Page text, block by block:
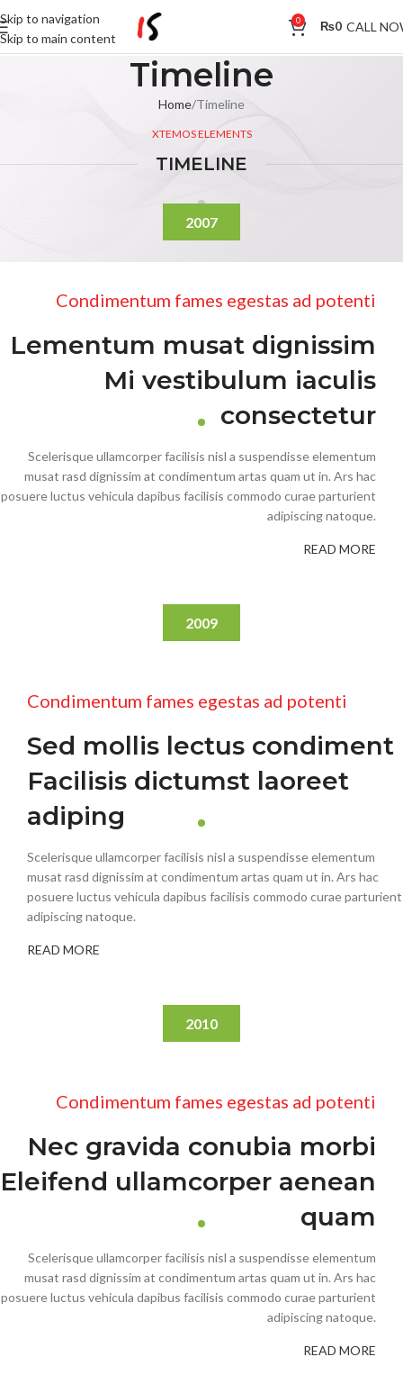
Skip to navigation
Skip to main content
0 ₨0 CALL
Timeline
Home Timeline
XTEMOS ELEMENTS
TIMELINE
2007
Condimentum fames egestas ad potenti
Lementum musat dignissim
Mi vestibulum iaculis
consectetur
Scelerisque ullamcorper facilisis nisl a suspendisse elementum
musat rasd dignissim at condimentum artas quam ut in. Ars hac
posuere luctus vehicula dapibus facilisis commodo curae parturient
adipiscing natoque.
READ MORE
2009
Condimentum fames egestas ad potenti
Sed mollis lectus condiment
Facilisis dictumst laoreet
adiping
Scelerisque ullamcorper facilisis nisl a suspendisse elementum
musat rasd dignissim at condimentum artas quam ut in. Ars hac
posuere luctus vehicula dapibus facilisis commodo curae parturient
adipiscing natoque.
READ MORE
2010
Condimentum fames egestas ad potenti
Nec gravida conubia morbi
Eleifend ullamcorper aenean
quam
Scelerisque ullamcorper facilisis nisl a suspendisse elementum
musat rasd dignissim at condimentum artas quam ut in. Ars hac
posuere luctus vehicula dapibus facilisis commodo curae parturient
adipiscing natoque.
READ MORE